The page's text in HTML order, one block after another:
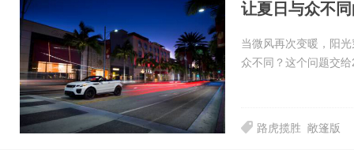
让夏日与众不
当微风再次变暖，阳
众不同？这个问题交
路虎揽胜 敞篷版